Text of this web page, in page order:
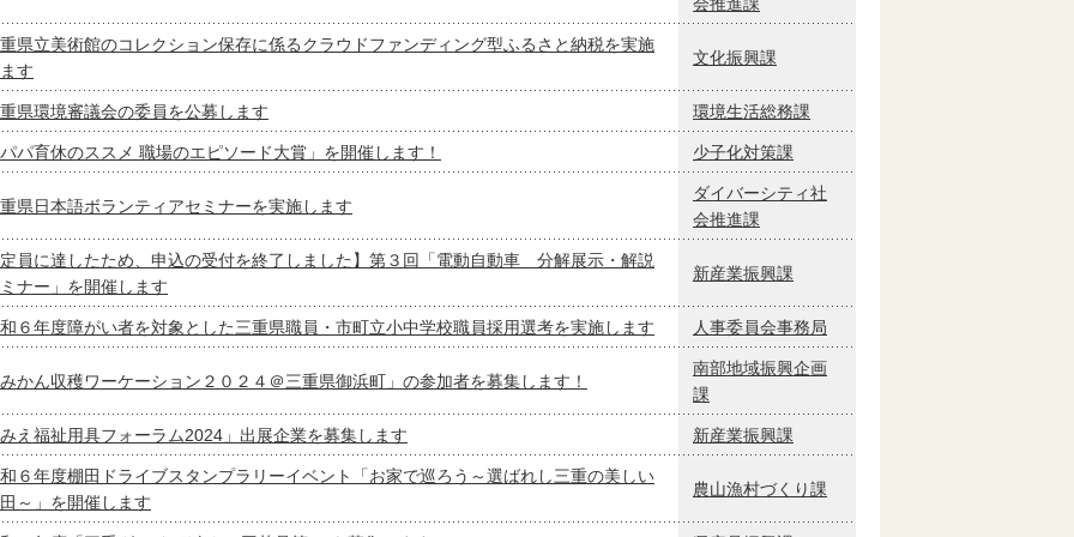
県立美術館のコレクション保存に係るクラウドファンディング型ふるさと納税を実施
す
文化振興課
県環境審議会の委員を公募します 環境生活総務課
パパ育休のススメ 職場のエピソード大賞」を開催します！ 少子化対策課
県日本語ボランティアセミナーを実施します
ダイバーシティ社
会推進課
定員に達したため、申込の受付を終了しました】第３回「電動自動車 分解展示・解説
ナー」を開催します
新産業振興課
６年度障がい者を対象とした三重県職員・市町立小中学校職員採用選考を実施します 人事委員会事務局
みかん収穫ワーケーション２０２４＠三重県御浜町」の参加者を募集します！
南部地域振興企画
課
みえ福祉用具フォーラム2024」出展企業を募集します 新産業振興課
６年度棚田ドライブスタンプラリーイベント「お家で巡ろう～選ばれし三重の美しい
～」を開催します
農山漁村づくり課